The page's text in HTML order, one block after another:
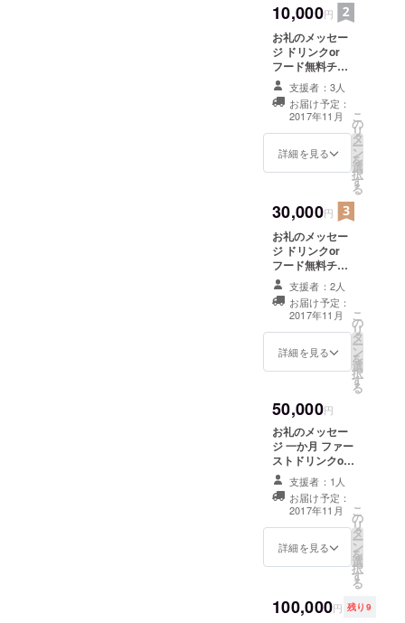
10,000円
お礼のメッセー
ジ ドリンクor
フード無料チ
ケット×3枚(両店
舗で使用可能) お
店オリジナル
グッズ×3
支援者：3人
お届け予定：
2017年11月
詳細を見る
こ
の
リ
タ
ー
ン
を
選
択
す
る
30,000円
お礼のメッセー
ジ ドリンクor
フード無料チ
ケット×10枚(両
店舗で使用可能)
お店オリジナル
グッズ×2 +今後
発売されるオリ
ジナルグッズ選
支援者：2人
お届け予定：
2017年11月
詳細を見る
こ
の
リ
タ
ー
ン
を
選
択
す
る
50,000円
お礼のメッセー
ジ 一か月 ファー
ストドリンクor
フード無料チ
ケット×1枚(両店
舗で使用可能) お
店オリジナル
グッズ×2 +今後
発売されるオリ
支援者：1人
お届け予定：
2017年11月
詳細を見る
こ
の
リ
タ
ー
ン
を
選
択
す
る
100,000円 残り9